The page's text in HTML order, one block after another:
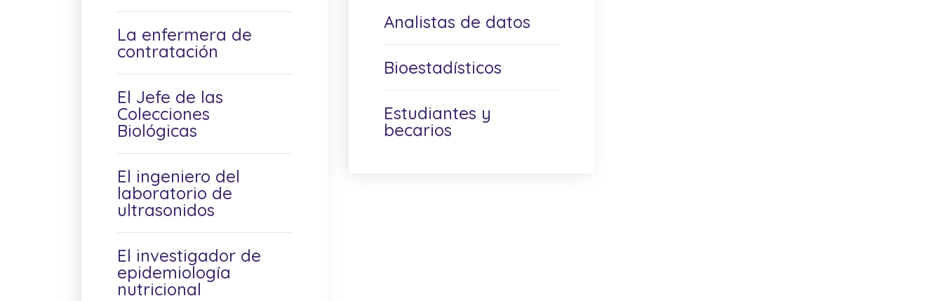
La enfermera de
contratación
El Jefe de las
Colecciones
Biológicas
El ingeniero del
laboratorio de
ultrasonidos
El investigador de
epidemiología
nutricional
Analistas de datos
Bioestadísticos
Estudiantes y
becarios